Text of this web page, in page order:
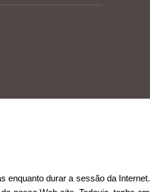
enquanto durar a sessão da Internet.